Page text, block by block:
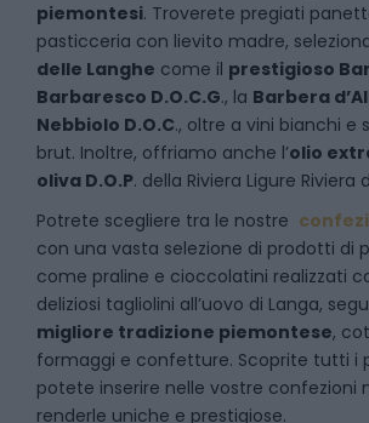
piemontesi. Troverete pregiati
pasticceria con lievito madre,
delle Langhe come il prestigioso
Barbaresco D.O.C.G., la Barbera
Nebbiolo D.O.C., oltre a vini bianchi e
brut. Inoltre, offriamo anche l’olio
oliva D.O.P. della Riviera Ligure Riviera
Potrete scegliere tra le nostre
con una vasta selezione di prodotti di
come praline e cioccolatini realizzati
deliziosi tagliolini all’uovo di Langa,
migliore tradizione piemontese,
formaggi e confetture. Scoprite tutti i
potete inserire nelle vostre confezioni
renderle uniche e prestigiose.